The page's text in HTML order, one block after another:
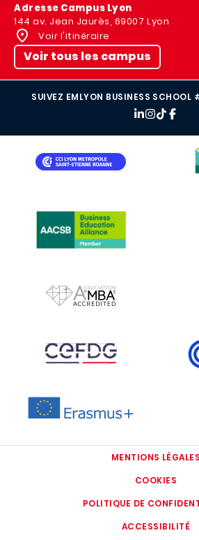
Adresse Campus Lyon
144 av. Jean Jaurès, 69007 Lyon
Voir l'itinéraire
Voir tous les campus
SUIVEZ EMLYON BUSINESS SCHOOL
IMAGE
IMAGE
IMAGE
IMAGE
MENTIONS LÉGALES
COOKIES
POLITIQUE DE
ACCESSIBILITÉ